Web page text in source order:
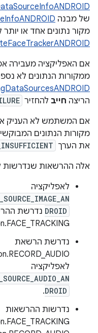
של מבנה
מקור נתונים אחד או
אם האפליקציה מעבירה
ממקורות הנתונים לא
הריצה חייב להחזיר
אם המשתמש לא העניק
מקורות הנתונים
את הערך
אלה ההרשאות שנדרשות
לאפליקציה
DROID נדרשת
נדרשת הרשאת
לאפליקציה
DROID
.
נדרשות ההרשאות